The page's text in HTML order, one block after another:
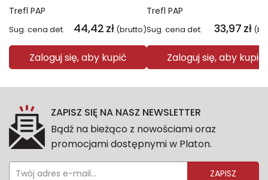
Trefl PAP
Sug. cena det. 44,42 zł (brutto)
Zaloguj się, aby kupić
Trefl PAP
Sug. cena det. 33,97 zł
Zaloguj się, aby kupić
ZAPISZ SIĘ NA NASZ NEWSLETTER
Bądź na bieżąco z nowościami oraz
promocjami dostępnymi w Platon.
ZAPISZ